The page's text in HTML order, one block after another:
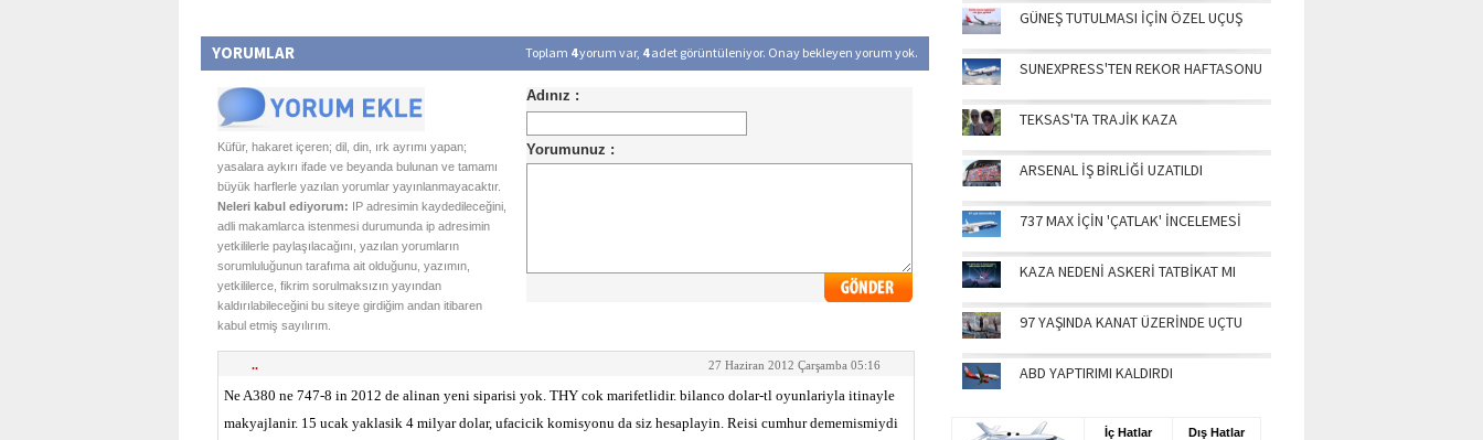
YORUMLAR Toplam 4yorum var, 4adet görüntüleniyor. Onay bekleyen yorum yok.
Küfür, hakaret içeren; dil, din, ırk ayrımı yapan;
yasalara aykırı ifade ve beyanda bulunan ve tamamı
büyük harflerle yazılan yorumlar yayınlanmayacaktır.
Neleri kabul ediyorum: IP adresimin kaydedileceğini,
adli makamlarca istenmesi durumunda ip adresimin
yetkililerle paylaşılacağını, yazılan yorumların
sorumluluğunun tarafıma ait olduğunu, yazımın,
yetkililerce, fikrim sorulmaksızın yayından
kaldırılabileceğini bu siteye girdiğim andan itibaren
kabul etmiş sayılırım.
.. 27 Haziran 2012 Çarşamba 05:16
Ne A380 ne 747-8 in 2012 de alinan yeni siparisi yok. THY cok marifetlidir. bilanco dolar-tl oyunlariyla itinayle
makyajlanir. 15 ucak yaklasik 4 milyar dolar, ufacicik komisyonu da siz hesaplayin. Reisi cumhur dememismiydi
GÜNEŞ TUTULMASI İÇİN ÖZEL UÇUŞ
SUNEXPRESS'TEN REKOR HAFTASONU
TEKSAS'TA TRAJİK KAZA
ARSENAL İŞ BİRLİĞİ UZATILDI
737 MAX İÇİN 'ÇATLAK' İNCELEMESİ
KAZA NEDENİ ASKERİ TATBİKAT MI
97 YAŞINDA KANAT ÜZERİNDE UÇTU
ABD YAPTIRIMI KALDIRDI
İç Hatlar Dış Hatlar